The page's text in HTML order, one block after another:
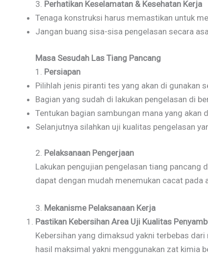
3. Perhatikan Keselamatan & Kesehatan Kerja
Tenaga konstruksi harus memastikan untuk
Jangan buang sisa-sisa pengelasan secara
Masa Sesudah Las Tiang Pancang
1. Persiapan
Pilihlah jenis piranti tes yang akan di gunakan
Bagian yang sudah di lakukan pengelasan di
Tentukan bagian sambungan mana yang akan
Selanjutnya silahkan uji kualitas pengelasan
2. Pelaksanaan Pengerjaan
Lakukan pengujian pengelasan tiang
dapat dengan mudah menemukan cacat pada
3. Mekanisme Pelaksanaan Kerja
Pastikan Kebersihan Area Uji Kualitas
Kebersihan yang dimaksud yakni terbebas
hasil maksimal yakni menggunakan zat kimia